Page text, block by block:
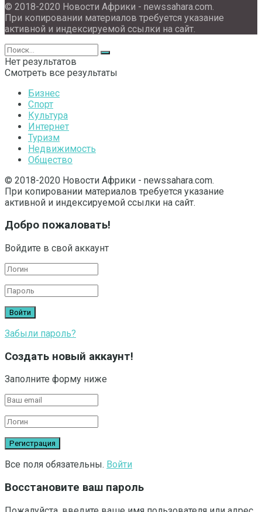
© 2018-2020 Новости Африки - newssahara.com.
При копировании материалов требуется указание
активной и индексируемой ссылки на сайт.
Нет результатов
Смотреть все результаты
Бизнес
Спорт
Культура
Интернет
Туризм
Недвижимость
Общество
© 2018-2020 Новости Африки - newssahara.com.
При копировании материалов требуется указание
активной и индексируемой ссылки на сайт.
Добро пожаловать!
Войдите в свой аккаунт
Забыли пароль?
Создать новый аккаунт!
Заполните форму ниже
Все поля обязательны. Войти
Восстановите ваш пароль